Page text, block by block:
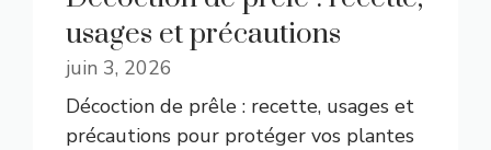
usages et précautions
juin 3, 2026
Décoction de prêle : recette, usages et
précautions pour protéger vos plantes